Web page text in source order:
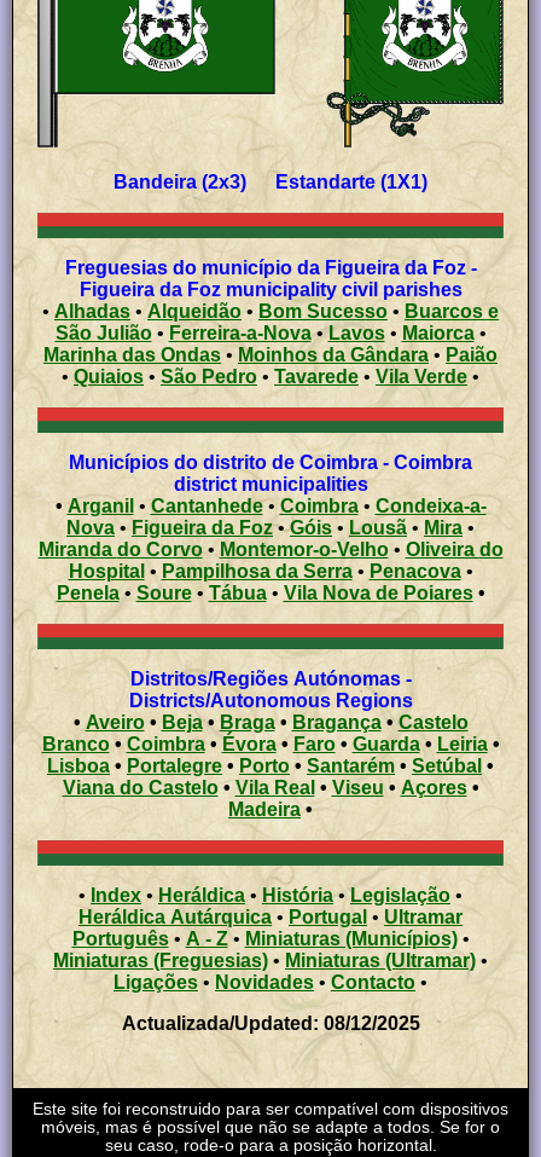
Bandeira (2x3) Estandarte (1X1)
Freguesias do município da Figueira da Foz -
Figueira da Foz municipality civil parishes
• Alhadas•Alqueidão• Bom Sucesso • Buarcos e
São Julião• Ferreira-a-Nova•Lavos• Maiorca•
Marinha das Ondas • Moinhos da Gândara • Paião
• Quiaios • São Pedro • Tavarede • Vila Verde •
Municípios do distrito de Coimbra - Coimbra
district municipalities
• Arganil • Cantanhede• Coimbra• Condeixa-a-
Nova • Figueira da Foz•Góis • Lousã • Mira •
Miranda do Corvo•Montemor-o-Velho• Oliveira do
Hospital • Pampilhosa da Serra• Penacova•
Penela• Soure• Tábua• Vila Nova de Poiares•
Distritos/Regiões Autónomas -
Districts/Autonomous Regions
• Aveiro• Beja• Braga• Bragança•Castelo
Branco•Coimbra• Évora• Faro• Guarda• Leiria•
Lisboa • Portalegre • Porto• Santarém • Setúbal •
Viana do Castelo• Vila Real • Viseu• Açores •
Madeira •
• Index •Heráldica • História •Legislação •
Heráldica Autárquica • Portugal • Ultramar
Português• A - Z• Miniaturas (Municípios)•
Miniaturas (Freguesias) • Miniaturas (Ultramar) •
Ligações • Novidades • Contacto •
Actualizada/Updated: 08/12/2025
Este site foi reconstruido para ser compatível com dispositivos
móveis, mas é possível que não se adapte a todos. Se for o
seu caso, rode-o para a posição horizontal.